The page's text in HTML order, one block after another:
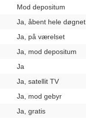
Mod depositum
Ja, åbent hele døgnet
Ja, på værelset
Ja, mod depositum
Ja
Ja, satellit TV
Ja, mod gebyr
Ja, gratis